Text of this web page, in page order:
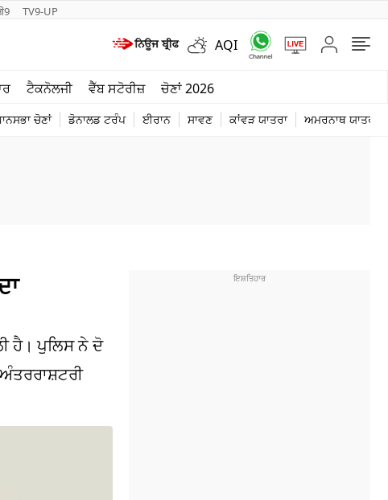
TV9-UP
AQI
ਟੈਕਨੋਲਜੀ ਵੈੱਬ ਸਟੋਰੀਜ਼ ਚੋਣਾਂ 2026
ਚੋਣਾਂ ਡੋਨਾਲਡ ਟਰੰਪ ਈਰਾਨ ਸਾਵਣ ਕਾਂਵੜ ਯਾਤਰਾ ਅਮਰਨਾਥ ਯਾਤਰਾ
ਦੁਨੀਆ
ਹੈ। ਪੁਲਿਸ ਨੇ ਦੋ